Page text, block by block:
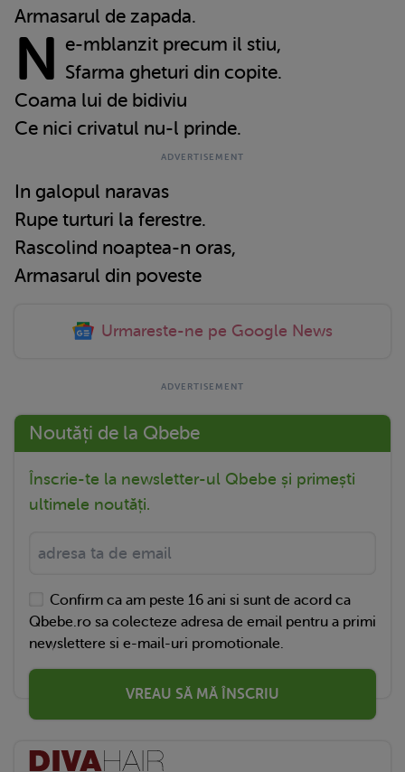
Armasarul de zapada.
N e-mblanzit precum il stiu,
Sfarma gheturi din copite.
Coama lui de bidiviu
Ce nici crivatul nu-l prinde.
In galopul naravas
Rupe turturi la ferestre.
Rascolind noaptea-n oras,
Armasarul din poveste
Urmareste-ne pe Google News
Noutăți de la Qbebe
Înscrie-te la newsletter-ul Qbebe și primești
ultimele noutăți.
Confirm ca am peste 16 ani si sunt de acord ca
Qbebe.ro sa colecteze adresa de email pentru a primi
newslettere si e-mail-uri promotionale.
VREAU SĂ MĂ ÎNSCRIU